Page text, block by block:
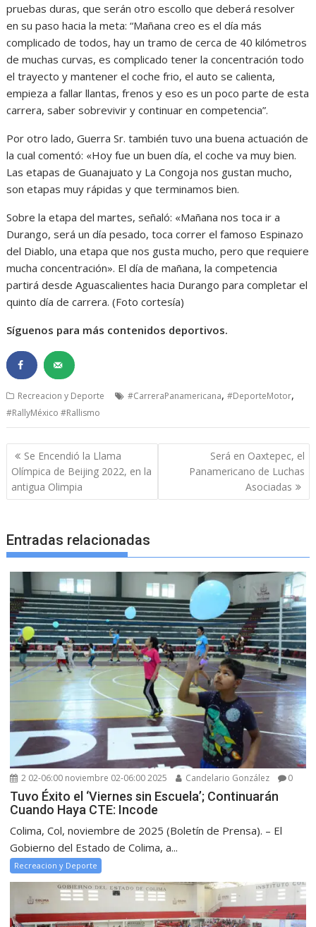
pruebas duras, que serán otro escollo que deberá resolver
en su paso hacia la meta: “Mañana creo es el día más
complicado de todos, hay un tramo de cerca de 40 kilómetros
de muchas curvas, es complicado tener la concentración todo
el trayecto y mantener el coche frio, el auto se calienta,
empieza a fallar llantas, frenos y eso es un poco parte de esta
carrera, saber sobrevivir y continuar en competencia”.
Por otro lado, Guerra Sr. también tuvo una buena actuación de
la cual comentó: «Hoy fue un buen día, el coche va muy bien.
Las etapas de Guanajuato y La Congoja nos gustan mucho,
son etapas muy rápidas y que terminamos bien.
Sobre la etapa del martes, señaló: «Mañana nos toca ir a
Durango, será un día pesado, toca correr el famoso Espinazo
del Diablo, una etapa que nos gusta mucho, pero que requiere
mucha concentración». El día de mañana, la competencia
partirá desde Aguascalientes hacia Durango para completar el
quinto día de carrera. (Foto cortesía)
Síguenos para más contenidos deportivos.
Recreacion y Deporte #CarreraPanamericana,#DeporteMotor,
#RallyMéxico #Rallismo
Navegación
de
entradas
Se Encendió la Llama
Olímpica de Beijing 2022, en la
antigua Olimpia
Será en Oaxtepec, el
Panamericano de Luchas
Asociadas
Entradas relacionadas
2 02-06:00 noviembre 02-06:00 2025 Candelario González 0
Tuvo Éxito el ‘Viernes sin Escuela’; Continuarán
Cuando Haya CTE: Incode
Colima, Col, noviembre de 2025 (Boletín de Prensa). – El
Gobierno del Estado de Colima, a...
Recreacion y Deporte